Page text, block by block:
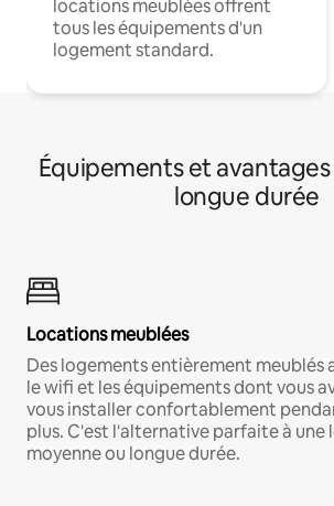
locations meublées offrent
tous les équipements d'un
logement standard.
Équipements et avantages
longue durée
Locations meublées
Des logements entièrement meublés
le wifi et les équipements dont vous
vous installer confortablement
plus. C'est l'alternative parfaite à une
moyenne ou longue durée.